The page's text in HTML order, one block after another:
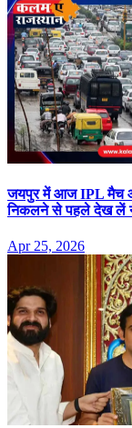
जयपुर में आज IPL मैच
निकलने से पहले देख लें
Apr 25, 2026